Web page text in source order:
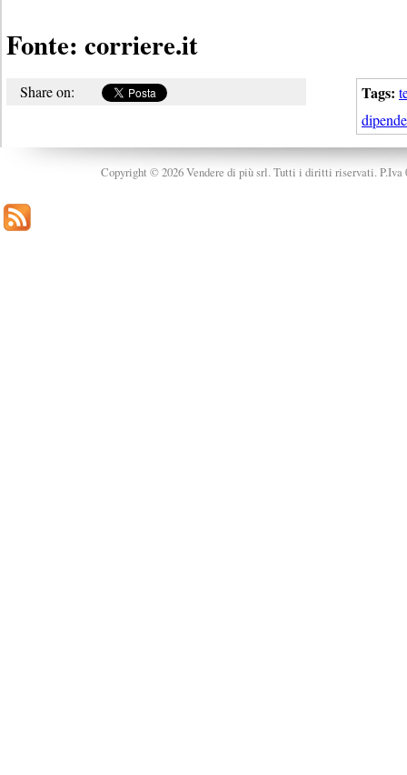
Fonte: corriere.it
Tags:
Share on:
Copyright © 2026 Vendere di più srl. Tutti i diritti riservati. P.Iva